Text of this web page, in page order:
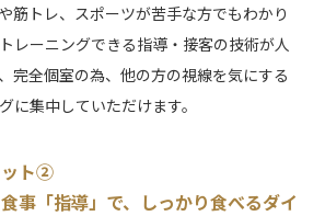
筋トレ、スポーツが苦手な方でもわかり
レーニングできる指導・接客の技術が人
完全個室の為、他の方の視線を気にする
に集中していただけます。
ット②
事「指導」で、しっかり食べるダイ